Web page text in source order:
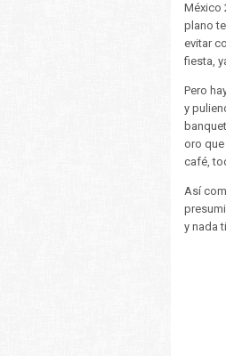
México
plano
evitar
fiesta,
Pero
y
oro que
café,
Así
y nada